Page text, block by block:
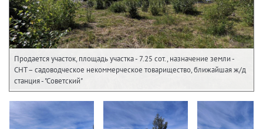
Продается участок, площадь участка - 7.25 сот., назначение земли -
СНТ – садоводческое некоммерческое товарищество, ближайшая ж/д
станция - "Советский"